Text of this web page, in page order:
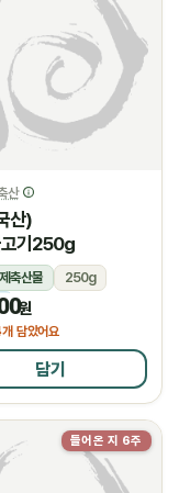
산
산)
기250g
축산물
250g
원
개 담았어요
담기
들어온 지 6주